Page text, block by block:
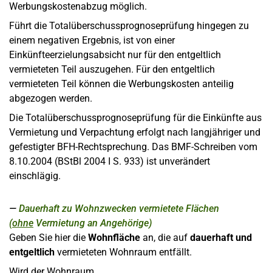
Werbungskostenabzug möglich.
Führt die Totalüberschussprognoseprüfung hingegen zu
einem negativen Ergebnis, ist von einer
Einkünfteerzielungsabsicht nur für den entgeltlich
vermieteten Teil auszugehen. Für den entgeltlich
vermieteten Teil können die Werbungskosten anteilig
abgezogen werden.
Die Totalüberschussprognoseprüfung für die Einkünfte aus
Vermietung und Verpachtung erfolgt nach langjähriger und
gefestigter BFH-Rechtsprechung. Das BMF-Schreiben vom
8.10.2004 (BStBl 2004 I S. 933) ist unverändert
einschlägig.
Dauerhaft zu Wohnzwecken vermietete Flächen
(ohne Vermietung an Angehörige)
Geben Sie hier die Wohnfläche an, die auf dauerhaft und
entgeltlich vermieteten Wohnraum entfällt.